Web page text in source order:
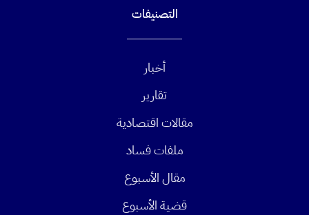
التصنيفات
أخبار
تقارير
مقالات اقتصادية
ملفات فساد
مقال الأسبوع
قضية الأسبوع